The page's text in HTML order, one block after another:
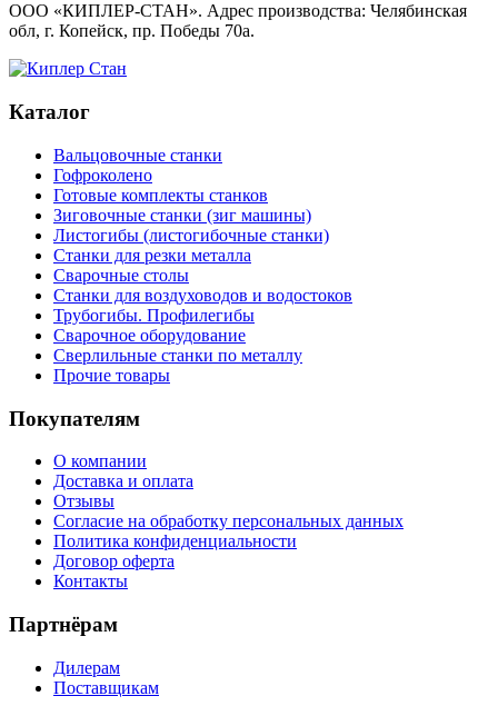
ООО «КИПЛЕР-СТАН». Адрес производства: Челябинская
обл, г. Копейск, пр. Победы 70а.
Каталог
Вальцовочные станки
Гофроколено
Готовые комплекты станков
Зиговочные станки (зиг машины)
Листогибы (листогибочные станки)
Станки для резки металла
Сварочные столы
Станки для воздуховодов и водостоков
Трубогибы. Профилегибы
Сварочное оборудование
Сверлильные станки по металлу
Прочие товары
Покупателям
О компании
Доставка и оплата
Отзывы
Согласие на обработку персональных данных
Политика конфиденциальности
Договор оферта
Контакты
Партнёрам
Дилерам
Поставщикам